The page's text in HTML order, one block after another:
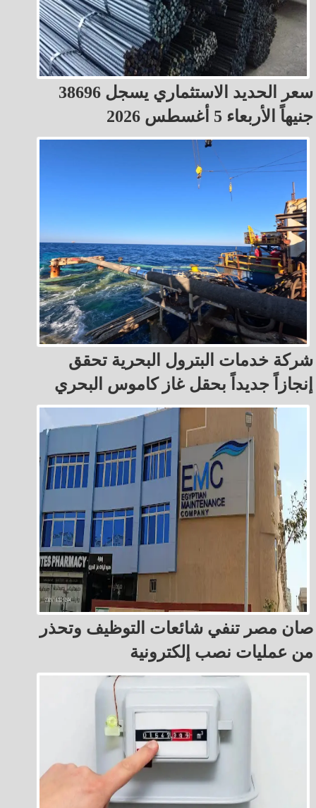
سعر الحديد الاستثماري يسجل 38696
جنيهاً الأربعاء 5 أغسطس 2026
شركة خدمات البترول البحرية تحقق
إنجازاً جديداً بحقل غاز كاموس البحري
صان مصر تنفي شائعات التوظيف وتحذر
من عمليات نصب إلكترونية